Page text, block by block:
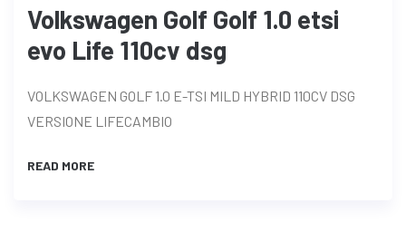
Volkswagen Golf Golf 1.0 etsi
evo Life 110cv dsg
VOLKSWAGEN GOLF 1.0 E-TSI MILD HYBRID 110CV DSG
VERSIONE LIFECAMBIO
READ MORE